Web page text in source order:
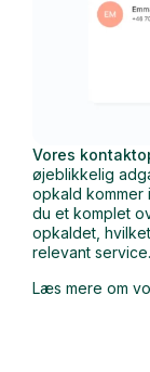
Vores
øjeblikkelig
opkald kommer
du et komplet
opkaldet,
relevant service.
Læs mere om